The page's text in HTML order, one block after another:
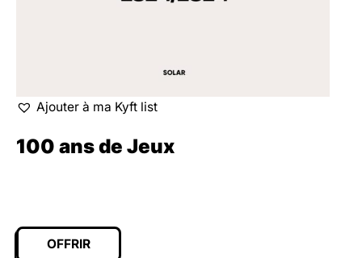
Ajouter à ma Kyft list
100 ans de Jeux
OFFRIR